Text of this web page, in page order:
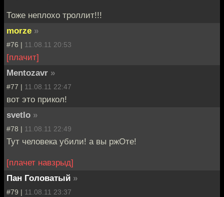
Тоже неплохо троллит!!!
morze »
#76 | 11.08.11 20:53
[плачит]
Mentozavr »
#77 | 11.08.11 22:47
вот это прикол!
svetlo »
#78 | 11.08.11 22:49
Тут человека убили! а вы ржОте!
[плачет навзрыд]
Пан Головатый »
#79 | 11.08.11 23:37